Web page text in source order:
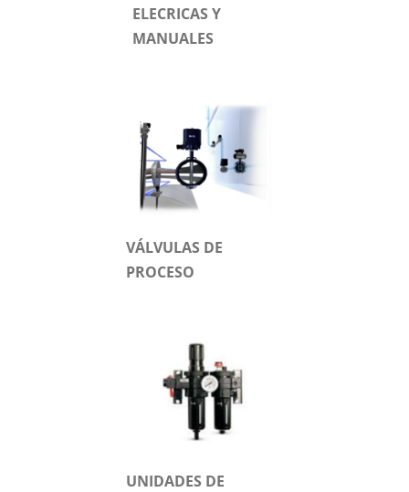
ELECRICAS Y
MANUALES
VÁLVULAS DE
PROCESO
UNIDADES DE